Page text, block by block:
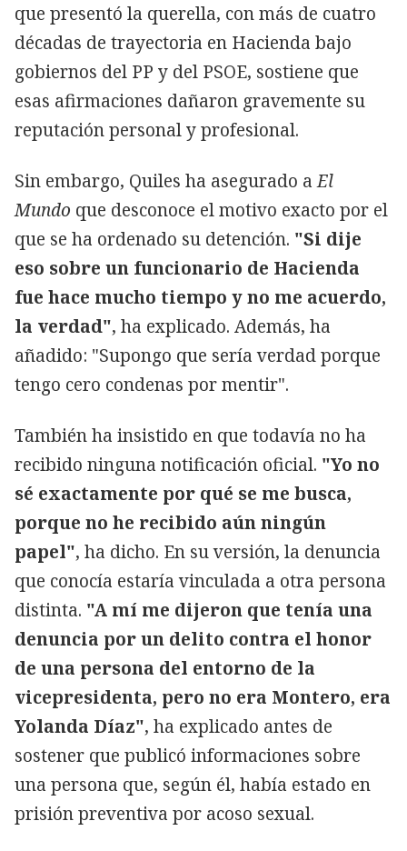
que presentó la querella, con más de cuatro
décadas de trayectoria en Hacienda bajo
gobiernos del PP y del PSOE, sostiene que
esas afirmaciones dañaron gravemente su
reputación personal y profesional.
Sin embargo, Quiles ha asegurado aEl
Mundo que desconoce el motivo exacto por el
que se ha ordenado su detención. "Si dije
eso sobre un funcionario de Hacienda
fue hace mucho tiempo y no me acuerdo,
la verdad", ha explicado. Además, ha
añadido: "Supongo que sería verdad porque
tengo cero condenas por mentir".
También ha insistido en que todavía no ha
recibido ninguna notificación oficial. "Yo no
sé exactamente por qué se me busca,
porque no he recibido aún ningún
papel", ha dicho. En su versión, la denuncia
que conocía estaría vinculada a otra persona
distinta. "A mí me dijeron que tenía una
denuncia por un delito contra el honor
de una persona del entorno de la
vicepresidenta, pero no era Montero, era
Yolanda Díaz", ha explicado antes de
sostener que publicó informaciones sobre
una persona que, según él, había estado en
prisión preventiva por acoso sexual.